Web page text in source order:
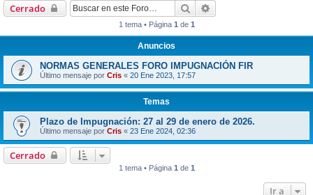
Cerrado Buscar
1 tema • Página 1 de 1
Anuncios
NORMAS GENERALES FORO IMPUGNACIÓN FIR
Último mensaje por Cris « 20 Ene 2023, 17:57
Temas
Plazo de Impugnación: 27 al 29 de enero de 2026.
Último mensaje por Cris « 23 Ene 2024, 02:36
Cerrado
1 tema • Página 1 de 1
Ir a